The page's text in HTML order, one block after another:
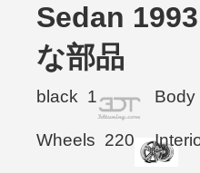
Sedan
な部品
black 1 Body
Wheels 220